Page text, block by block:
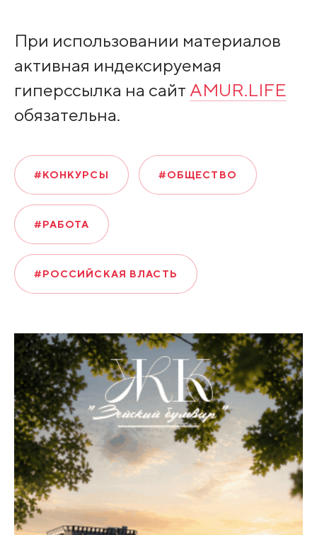
При использовании материалов
активная индексируемая
гиперссылка на сайт AMUR.LIFE
обязательна.
#КОНКУРСЫ #ОБЩЕСТВО
#РАБОТА
#РОССИЙСКАЯ ВЛАСТЬ